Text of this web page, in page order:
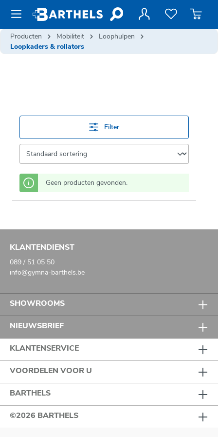
hoofdinhoud
Producten Mobiliteit
Loophulpen
Loopkaders & rollators
Filter
Geen producten gevonden.
KLANTENDIENST
089 / 51 05 50
info@gymna-barthels.be
SHOWROOMS
NIEUWSBRIEF
KLANTENSERVICE
VOORDELEN VOOR U
BARTHELS
©2026 BARTHELS